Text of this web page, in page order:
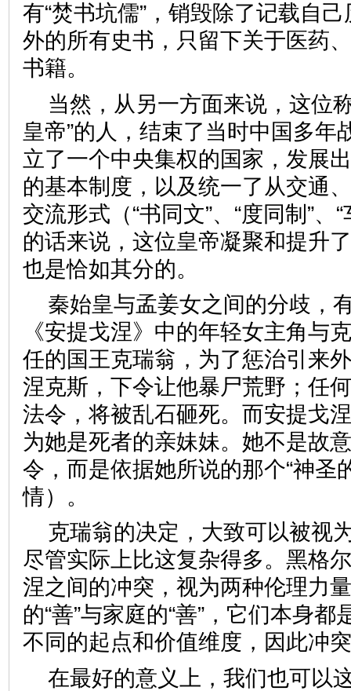
有“焚书坑儒”，销毁除了记载自
外的所有史书，只留下关于医药
书籍。
当然，从另一方面来说，这位
皇帝”的人，结束了当时中国多年
立了一个中央集权的国家，发展
的基本制度，以及统一了从交通
交流形式（“书同文”、“度同制”、
的话来说，这位皇帝凝聚和提升
也是恰如其分的。
秦始皇与孟姜女之间的分歧，
《安提戈涅》中的年轻女主角与
任的国王克瑞翁，为了惩治引来
涅克斯，下令让他暴尸荒野；任
法令，将被乱石砸死。而安提戈
为她是死者的亲妹妹。她不是故
令，而是依据她所说的那个“神圣
情）。
克瑞翁的决定，大致可以被视
尽管实际上比这复杂得多。黑格
涅之间的冲突，视为两种伦理力
的“善”与家庭的“善”，它们本身
不同的起点和价值维度，因此
在最好的意义上，我们也可以